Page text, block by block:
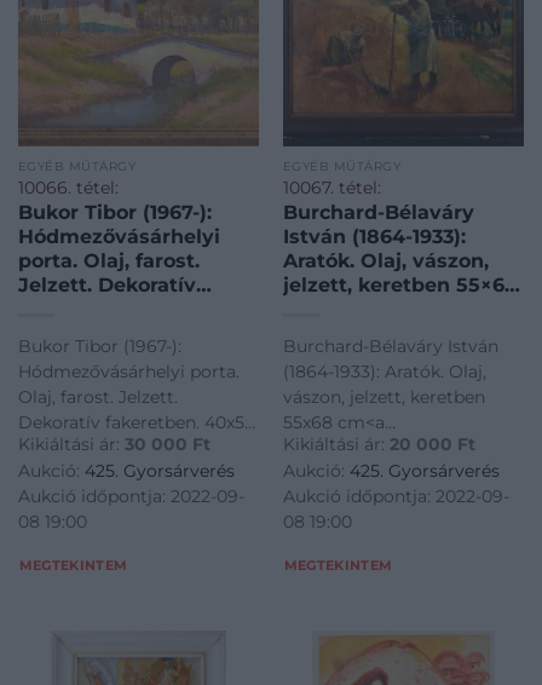
EGYÉB MŰTÁRGY
10066. tétel:
Bukor Tibor (1967-):
Hódmezővásárhelyi
porta. Olaj, farost.
Jelzett. Dekoratív
Bukor Tibor (1967-):
Hódmezővásárhelyi porta.
Olaj, farost. Jelzett.
Dekoratív fakeretben. 40x50
cm<a
href="https://www.darabanth.com/hu/gyorsarveres/425/
es-grafikak/Festmenyek-es-
grafikak~500001/Bukor-
Kikiáltási ár: 30 000 Ft
Aukció: 425. Gyorsárverés
Aukció időpontja: 2022-09-
08 19:00
MEGTEKINTEM
EGYÉB MŰTÁRGY
10067. tétel:
Burchard-Bélaváry
István (1864-1933):
Aratók. Olaj, vászon,
jelzett, keretben 55×68
Burchard-Bélaváry István
(1864-1933): Aratók. Olaj,
vászon, jelzett, keretben
55x68 cm<a
href="https://
es-grafikak/Festmenyek-es-
grafikak~500001/Burchard-
Belavary-Istvan-1864-1933-
Kikiáltási ár: 20 000 Ft
Aukció: 425. Gyorsárverés
Aukció időpontja: 2022-09-
08 19:00
MEGTEKINTEM